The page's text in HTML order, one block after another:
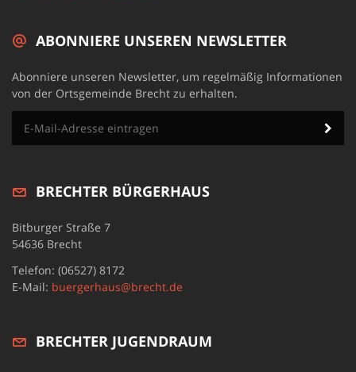
ABONNIERE UNSEREN NEWSLETTER
Abonniere unseren Newsletter, um regelmäßig Informationen
von der Ortsgemeinde Brecht zu erhalten.
BRECHTER BÜRGERHAUS
Bitburger Straße 7
54636 Brecht
Telefon: (06527) 8172
E-Mail: buergerhaus@brecht.de
BRECHTER JUGENDRAUM